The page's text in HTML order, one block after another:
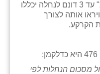
דנן לפיה שטחי ה"קרקע הנוספת" עד 3 דונם לנחלה יכללו
אותה לצורך
הקרקע.
מסכום הנחלות לפי